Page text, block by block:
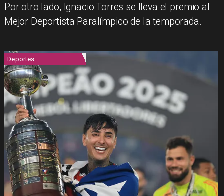
Por otro lado, Ignacio Torres se lleva el premio al
Mejor Deportista Paralímpico de la temporada.
Deportes